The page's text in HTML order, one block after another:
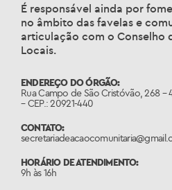
É responsável ainda por
no âmbito das favelas e
articulação com o Conselho
Locais.
ENDEREÇO DO ÓRGÃO:
Rua Campo de São Cristóvão, 268 –
– CEP.: 20921-440
CONTATO:
HORÁRIO DE ATENDIMENTO:
9h às 16h